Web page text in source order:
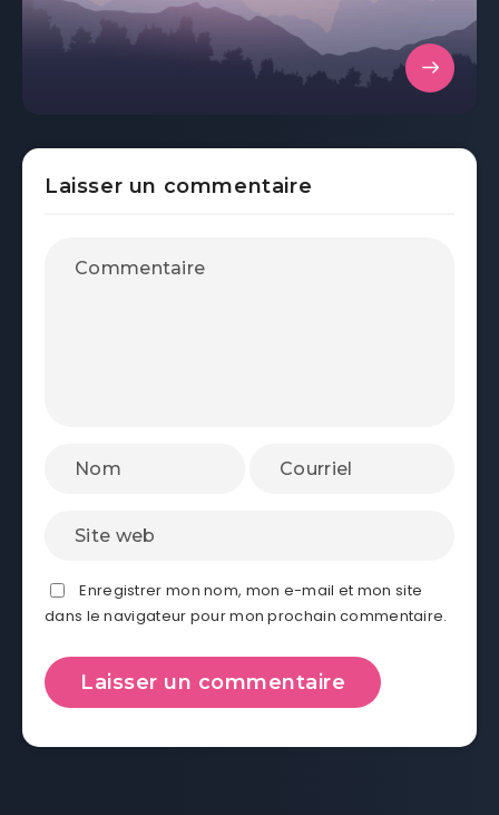
Laisser un commentaire
Enregistrer mon nom, mon e-mail et mon site
dans le navigateur pour mon prochain commentaire.